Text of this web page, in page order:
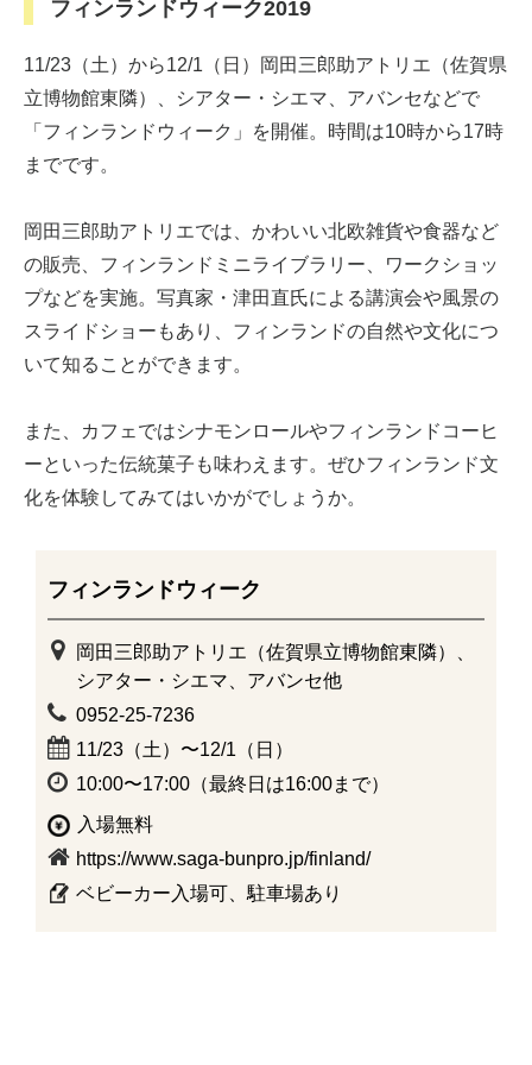
フィンランドウィーク2019
11/23（土）から12/1（日）岡田三郎助アトリエ（佐賀県
立博物館東隣）、シアター・シエマ、アバンセなどで
「フィンランドウィーク」を開催。時間は10時から17時
までです。
岡田三郎助アトリエでは、かわいい北欧雑貨や食器など
の販売、フィンランドミニライブラリー、ワークショッ
プなどを実施。写真家・津田直氏による講演会や風景の
スライドショーもあり、フィンランドの自然や文化につ
いて知ることができます。
また、カフェではシナモンロールやフィンランドコーヒ
ーといった伝統菓子も味わえます。ぜひフィンランド文
化を体験してみてはいかがでしょうか。
フィンランドウィーク
岡田三郎助アトリエ（佐賀県立博物館東隣）、
シアター・シエマ、アバンセ他
0952-25-7236
11/23（土）〜12/1（日）
10:00〜17:00（最終日は16:00まで）
入場無料
https://www.saga-bunpro.jp/finland/
ベビーカー入場可、駐車場あり